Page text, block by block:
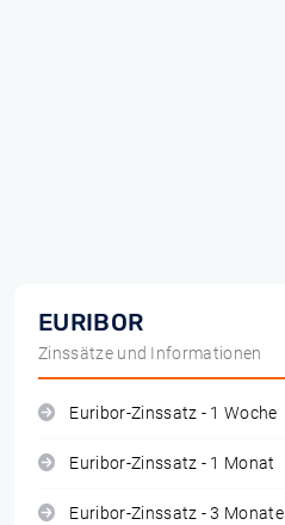
EURIBOR
Zinssätze und Informationen
Euribor-Zinssatz - 1 Woche
Euribor-Zinssatz - 1 Monat
Euribor-Zinssatz - 3 Monate